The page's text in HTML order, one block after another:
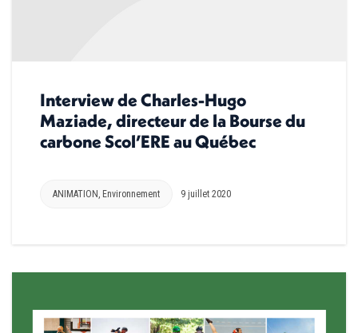
Interview de Charles-Hugo
Maziade, directeur de la Bourse du
carbone Scol’ERE au Québec
ANIMATION, Environnement 9 juillet 2020